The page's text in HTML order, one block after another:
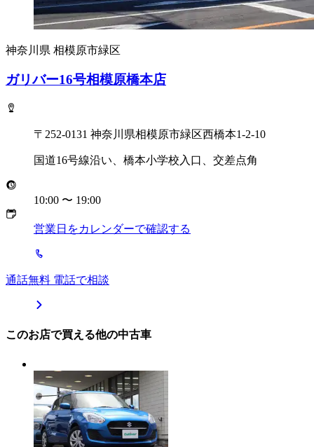
神奈川県 相模原市緑区
ガリバー16号相模原橋本店
〒252-0131 神奈川県相模原市緑区西橋本1-2-10
国道16号線沿い、橋本小学校入口、交差点角
10:00 〜 19:00
営業日をカレンダーで確認する
通話無料 電話で相談
このお店で買える他の中古車